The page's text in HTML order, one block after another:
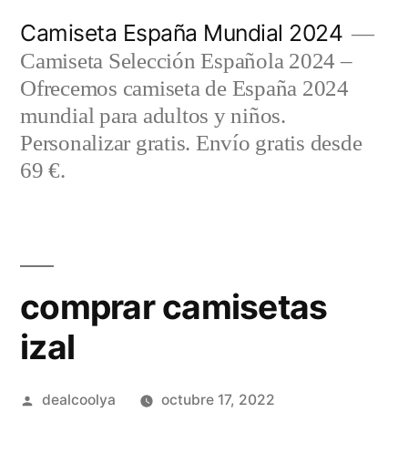
contenido
Camiseta España Mundial 2024
Camiseta Selección Española 2024 –
Ofrecemos camiseta de España 2024
mundial para adultos y niños.
Personalizar gratis. Envío gratis desde
69 €.
comprar camisetas
izal
Publicado
dealcoolya octubre 17, 2022